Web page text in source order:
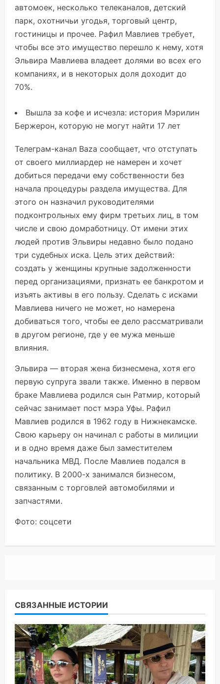
автомоек, несколько телеканалов, детский
парк, охотничьи угодья, торговый центр,
гостиницы и прочее. Рафил Мавлиев требует,
чтобы все это имущество перешло к нему, хотя
Эльвира Мавлиева владеет долями во всех его
компаниях, и в некоторых доля доходит до
70%.
Вышла за кофе и исчезла: история Мэрилин
Бержерон, которую не могут найти 17 лет
Телеграм-канал Baza сообщает, что отступать
от своего миллиардер не намерен и хочет
добиться передачи ему собственности без
начала процедуры раздела имущества. Для
этого он назначил руководителями
подконтрольных ему фирм третьих лиц, в том
числе и свою домработницу. От имени этих
людей против Эльвиры недавно было подано
три судебных иска. Цель этих действий:
создать у женщины крупные задолженности
перед организациями, признать ее банкротом и
изъять активы в его пользу. Сделать с исками
Мавлиева ничего не может, но намерена
добиваться того, чтобы ее дело рассматривали
в другом регионе, где у ее мужа меньше
влияния.
Эльвира — вторая жена бизнесмена, хотя его
первую супруга звали также. Именно в первом
браке Мавлиева родился сын Ратмир, который
сейчас занимает пост мэра Уфы. Рафил
Мавлиев родился в 1962 году в Нижнекамске.
Свою карьеру он начинал с работы в милиции
и в одно время даже был заместителем
начальника МВД. После Мавлиев подался в
политику. В 2000-х занимался бизнесом,
связанным с торговлей автомобилями и
запчастями.
Фото: соцсети
СВЯЗАННЫЕ ИСТОРИИ